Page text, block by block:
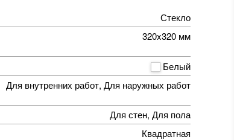
Стекло
320x320 мм
Белый
Для внутренних работ, Для наружных работ
Для стен, Для пола
Квадратная